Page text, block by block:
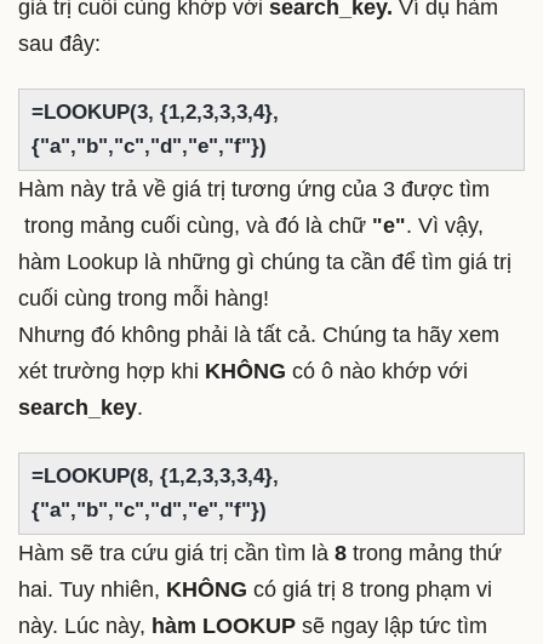
giá trị cuối cùng khớp với search_key. Ví dụ hàm
sau đây:
=LOOKUP(3, {1,2,3,3,3,4},
{"a","b","c","d","e","f"})
Hàm này trả về giá trị tương ứng của 3 được tìm
trong mảng cuối cùng, và đó là chữ "e". Vì vậy,
hàm Lookup là những gì chúng ta cần để tìm giá trị
cuối cùng trong mỗi hàng!
Nhưng đó không phải là tất cả. Chúng ta hãy xem
xét trường hợp khi KHÔNG có ô nào khớp với
search_key.
=LOOKUP(8, {1,2,3,3,3,4},
{"a","b","c","d","e","f"})
Hàm sẽ tra cứu giá trị cần tìm là 8 trong mảng thứ
hai. Tuy nhiên, KHÔNG có giá trị 8 trong phạm vi
này. Lúc này, hàm LOOKUP sẽ ngay lập tức tìm